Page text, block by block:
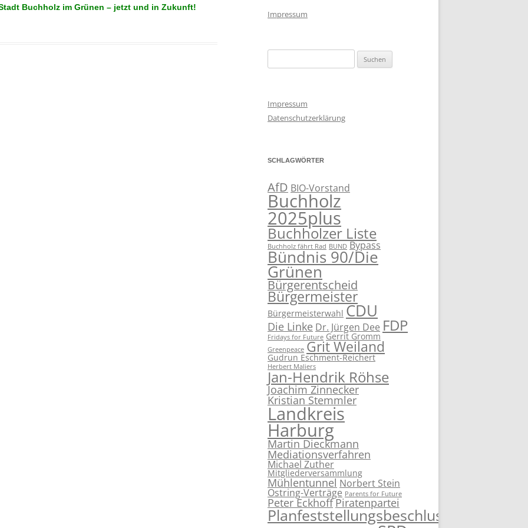
Buchholz im Grünen – jetzt und in Zukunft!
Impressum
nach:
Impressum
Datenschutzerklärung
SCHLAGWÖRTER
AfD BIO-Vorstand
Buchholz
2025plus
Buchholzer Liste
Buchholz fährt Rad BUND Bypass
Bündnis 90/Die
Grünen
Bürgerentscheid
Bürgermeister
Bürgermeisterwahl CDU
Die Linke Dr. Jürgen Dee FDP
Fridays for Future Gerrit Gromm
Greenpeace Grit Weiland
Gudrun Eschment-Reichert
Herbert Maliers
Jan-Hendrik Röhse
Joachim Zinnecker
Kristian Stemmler
Landkreis
Harburg
Martin Dieckmann
Mediationsverfahren
Michael Zuther
Mitgliederversammlung
Mühlentunnel Norbert Stein
Ostring-Verträge Parents for Future
Peter EckhoffPiratenpartei
Planfeststellungsbeschluss